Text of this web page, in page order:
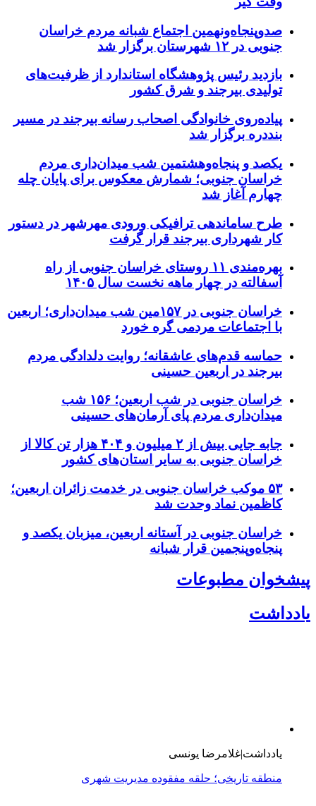
صدوپنجاه‌ونهمین اجتماع شبانه مردم خراسان
جنوبی در ۱۲ شهرستان برگزار شد
بازدید رئیس پژوهشگاه استاندارد از ظرفیت‌های
تولیدی بیرجند و شرق کشور
پیاده‌روی خانوادگی اصحاب رسانه بیرجند در مسیر
بنددره برگزار شد
یکصد و پنجاه‌وهشتمین شب میدان‌داری مردم
خراسان جنوبی؛ شمارش معکوس برای پایان چله
چهارم آغاز شد
طرح ساماندهی ترافیکی ورودی مهرشهر در دستور
کار شهرداری بیرجند قرار گرفت
بهره‌مندی ۱۱ روستای خراسان جنوبی از راه
آسفالته در چهار ماهه نخست سال ۱۴۰۵
خراسان جنوبی در ۱۵۷مین شب میدان‌داری؛ اربعین
با اجتماعات مردمی گره خورد
حماسه قدم‌های عاشقانه؛ روایت دلدادگی مردم
بیرجند در اربعین حسینی
خراسان جنوبی در شب اربعین؛ ۱۵۶ شب
میدان‌داری مردم پای آرمان‌های حسینی
جابه جایی بیش از ۲ میلیون و ۴۰۴ هزار تن کالا از
خراسان جنوبی به سایر استان‌های کشور
۵۳ موکب خراسان جنوبی در خدمت زائران اربعین؛
کاظمین نماد وحدت شد
خراسان جنوبی در آستانه اربعین، میزبان یکصد و
پنجاه‌وپنجمین قرار شبانه
پیشخوان مطبوعات
یادداشت
یادداشت|غلامرضا یونسی
منطقه تاریخی؛ حلقه مفقوده مدیریت شهری